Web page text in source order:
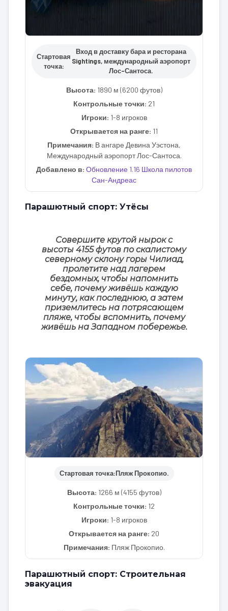
Стартовая
точка:
Вход в доставку бара и ресторана
Sightings, международный аэропорт
Лос-Сантоса.
Высота: 1890 м (6200 футов)
Контрольные точки: 21
Игроки: 1-8 игроков
Открывается на ранге: 11
Примечания: В ангаре Девина Уэстона,
Международный аэропорт Лос-Сантоса.
Добавлено в: Обновление 1.16 Школа пилотов
Сан-Андреас
Парашютный спорт: Утёсы
Совершите крутой нырок с
высоты 4155 футов по скалистому
северному склону горы Чилиад,
пролетите над лагерем
бездомных, чтобы напомнить
себе, почему живёшь каждую
минуту, как последнюю, а затем
приземлитесь на потрясающем
пляже, чтобы вспомнить, почему
живёшь на Западном побережье.
Стартовая точка:Пляж Прокопио.
Высота: 1266 м (4155 футов)
Контрольные точки: 12
Игроки: 1-8 игроков
Открывается на ранге: 20
Примечания: Пляж Прокопио.
Парашютный спорт: Строительная
эвакуация